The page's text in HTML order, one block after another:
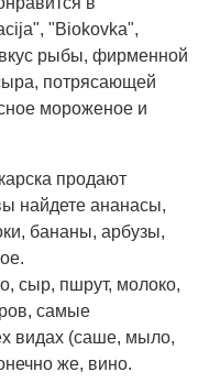
"Biokovka",
рыбы, фирменной
потрясающей
мороженое и
продают
найдете ананасы,
бананы, арбузы,
сыр, пшрут, молоко,
самые
видах (саше, мыло,
же, вино.